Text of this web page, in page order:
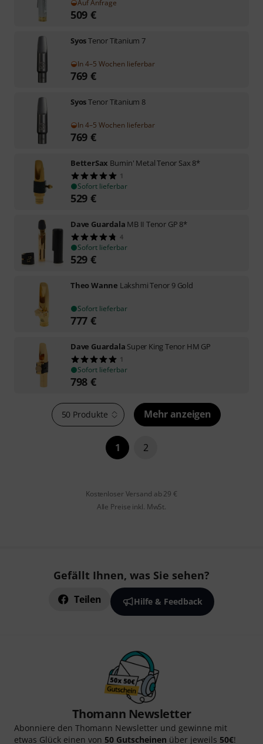
Auf Anfrage
509 €
SyosTenor Titanium 7
In 4–5 Wochen lieferbar
769 €
SyosTenor Titanium 8
In 4–5 Wochen lieferbar
769 €
BetterSax Burnin' Metal Tenor Sax 8*
1
Sofort lieferbar
529 €
Dave Guardala MB II Tenor GP 8*
4
Sofort lieferbar
529 €
Theo Wanne Lakshmi Tenor 9 Gold
Sofort lieferbar
777 €
Dave Guardala Super King Tenor HM GP
1
Sofort lieferbar
798 €
50 Produkte Mehr anzeigen
1 2
Kostenloser Versand ab 29 €
Alle Preise inkl. MwSt.
Gefällt Ihnen, was Sie sehen?
Teilen Hilfe & Feedback
Thomann Newsletter
Abonniere den Thomann Newsletter und gewinne mit
etwas Glück einen von 50 Gutscheinen über jeweils 50€!